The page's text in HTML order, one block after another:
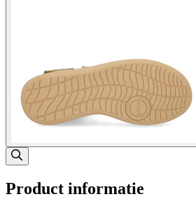
Product informatie